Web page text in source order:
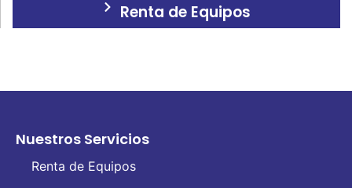
Renta de Equipos
Nuestros Servicios
Renta de Equipos